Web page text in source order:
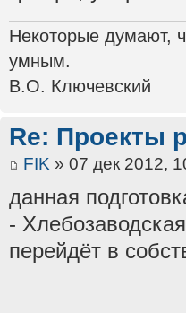
Некоторые думают,
умным.
В.О. Ключевский
Re: Проекты
FIK » 07 дек 2012,
данная
-
перейдёт в